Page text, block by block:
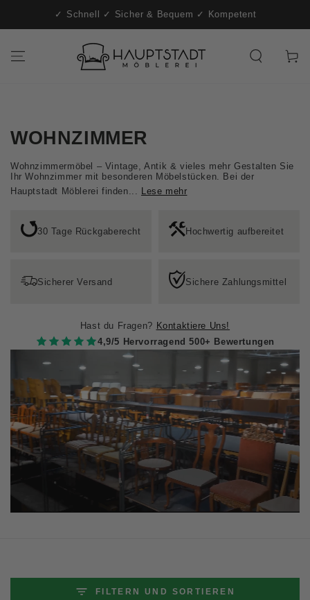
ZUM INHALT
SPRINGEN✓ Schnell ✓ Sicher & Bequem ✓ Kompetent
WOHNZIMMER
Wohnzimmermöbel – Vintage, Antik & vieles mehr Gestalten Sie
Ihr Wohnzimmer mit besonderen Möbelstücken. Bei der
Hauptstadt Möblerei finden... Lese mehr
30 Tage Rückgaberecht Hochwertig aufbereitet
Sicherer Versand Sichere Zahlungsmittel
Hast du Fragen? Kontaktiere Uns!
4,9/5 Hervorragend 500+ Bewertungen
FILTERN UND SORTIEREN